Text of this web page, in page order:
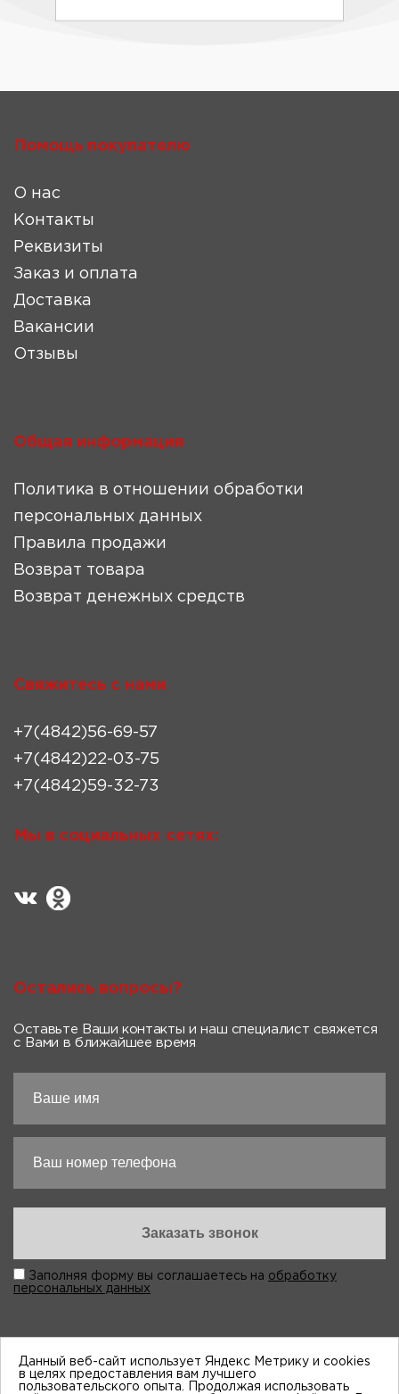
Помощь покупателю
О нас
Контакты
Реквизиты
Заказ и оплата
Доставка
Вакансии
Отзывы
Общая информация
Политика в отношении обработки
персональных данных
Правила продажи
Возврат товара
Возврат денежных средств
Свяжитесь с нами
+7(4842)56-69-57
+7(4842)22-03-75
+7(4842)59-32-73
Мы в социальных сетях:
Остались вопросы?
Оставьте Ваши контакты и наш специалист свяжется
с Вами в ближайшее время
Заполняя форму вы соглашаетесь на обработку
персональных данных
Данный веб-сайт использует Яндекс Метрику и cookies
в целях предоставления вам лучшего
пользовательского опыта. Продолжая использовать